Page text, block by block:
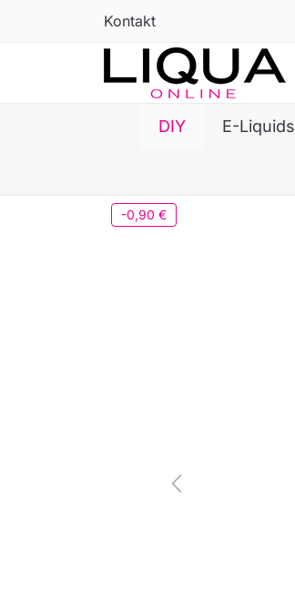
Kontakt
DIY E-Liquids
-0,90 €
Previous